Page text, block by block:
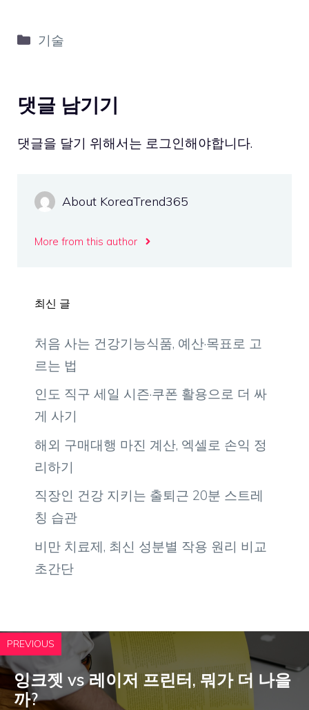
카
리
기술
댓글 남기기
댓글을 달기 위해서는 로그인해야합니다.
About KoreaTrend365
More from this author
최신 글
처음 사는 건강기능식품, 예산·목표로 고
르는 법
인도 직구 세일 시즌·쿠폰 활용으로 더 싸
게 사기
해외 구매대행 마진 계산, 엑셀로 손익 정
리하기
직장인 건강 지키는 출퇴근 20분 스트레
칭 습관
비만 치료제, 최신 성분별 작용 원리 비교
초간단
PREVIOUS
잉크젯 vs 레이저 프린터, 뭐가 더 나을
까?